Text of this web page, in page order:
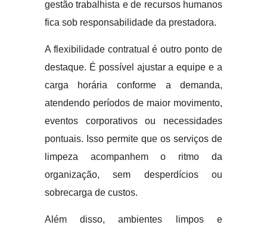
gestão trabalhista e de recursos humanos
fica sob responsabilidade da prestadora.
A flexibilidade contratual é outro ponto de
destaque. É possível ajustar a equipe e a
carga horária conforme a demanda,
atendendo períodos de maior movimento,
eventos corporativos ou necessidades
pontuais. Isso permite que os serviços de
limpeza acompanhem o ritmo da
organização, sem desperdícios ou
sobrecarga de custos.
Além disso, ambientes limpos e